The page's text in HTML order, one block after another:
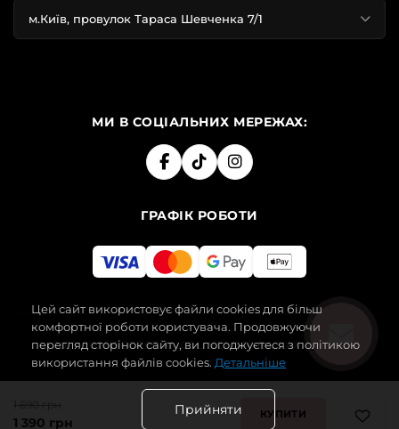
1 390 грн
КУПИТИ
м.Київ, провулок Тараса Шевченка 7/1
МИ В СОЦІАЛЬНИХ МЕРЕЖАХ:
ГРАФІК РОБОТИ
2019-2026 SECRET ANGEL. УСІ ПРАВА ЗАХИЩЕНІ.
Цей сайт використовує файли cookies для більш
комфортної роботи користувача. Продовжуючи
перегляд сторінок сайту, ви погоджуєтеся з політикою
використання файлів cookies. Детальніше
Прийняти